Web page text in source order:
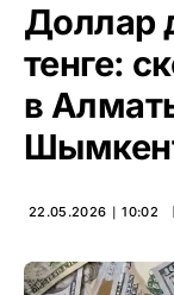
Доллар
тенге:
в
22.05.2026 ∣ 10:02